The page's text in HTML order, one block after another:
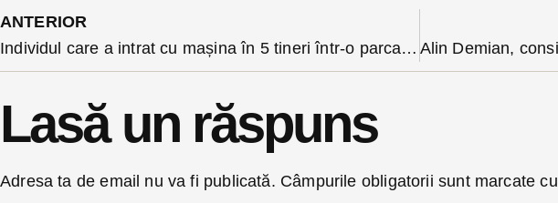
ANTERIOR
Individul care a intrat cu mașina în 5 tineri într-o parcare a unui club, trimis în arest 30 de zile. Imagini șocante cu incidentul
Lasă un răspuns
Adresa ta de email nu va fi publicată. Câmpurile obligatorii sunt marcate cu